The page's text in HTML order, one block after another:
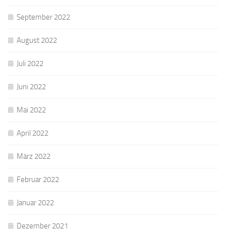
September 2022
August 2022
Juli 2022
Juni 2022
Mai 2022
April 2022
März 2022
Februar 2022
Januar 2022
Dezember 2021